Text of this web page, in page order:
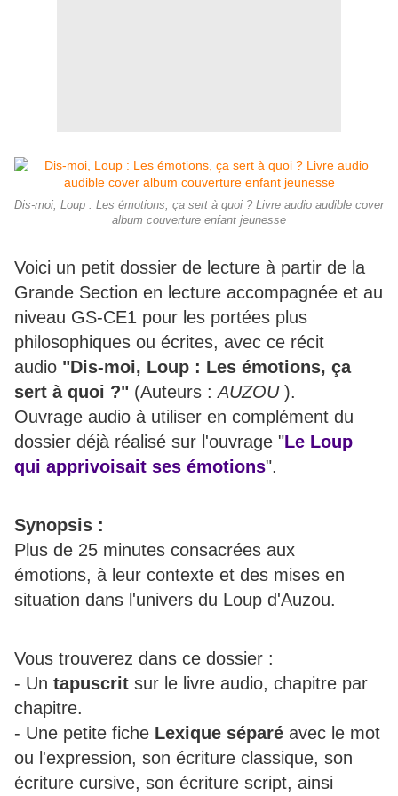
Dis-moi, Loup : Les émotions, ça sert à quoi ? Livre audio audible cover
album couverture enfant jeunesse
Voici un petit dossier de lecture à partir de la
Grande Section en lecture accompagnée et au
niveau GS-CE1 pour les portées plus
philosophiques ou écrites, avec ce récit
audio "Dis-moi, Loup : Les émotions, ça
sert à quoi ?" (Auteurs :AUZOU ).
Ouvrage audio à utiliser en complément du
dossier déjà réalisé sur l'ouvrage "Le Loup
qui apprivoisait ses émotions".
Synopsis :
Plus de 25 minutes consacrées aux
émotions, à leur contexte et des mises en
situation dans l'univers du Loup d'Auzou.
Vous trouverez dans ce dossier :
- Un tapuscrit sur le livre audio, chapitre par
chapitre.
- Une petite fiche Lexique séparé avec le mot
ou l'expression, son écriture classique, son
écriture cursive, son écriture script, ainsi